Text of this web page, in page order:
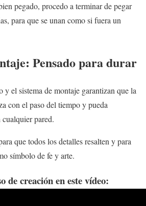
pegado, procedo a terminar de pegar
para que se unan como si fuera un
Pensado para durar
y el sistema de montaje garantizan que la
con el paso del tiempo y pueda
pared.
que todos los detalles resalten y para
símbolo de fe y arte.
de creación en este vídeo: